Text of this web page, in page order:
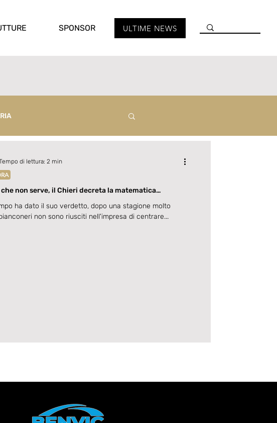
SPONSOR ULTIME NEWS
che non serve, il Chieri decreta la matematica
ha dato il suo verdetto, dopo una stagione molto
non sono riusciti nell'impresa di centrare...
di lettura: 2 min